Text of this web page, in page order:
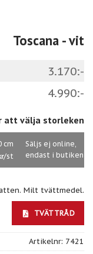
Toscana - vit
3.170:-
4.990:-
att välja storleken
cm
/st
Säljs ej online,
endast i butiken
Milt tvättmedel.
TVÄTTRÅD
Artikelnr: 7421